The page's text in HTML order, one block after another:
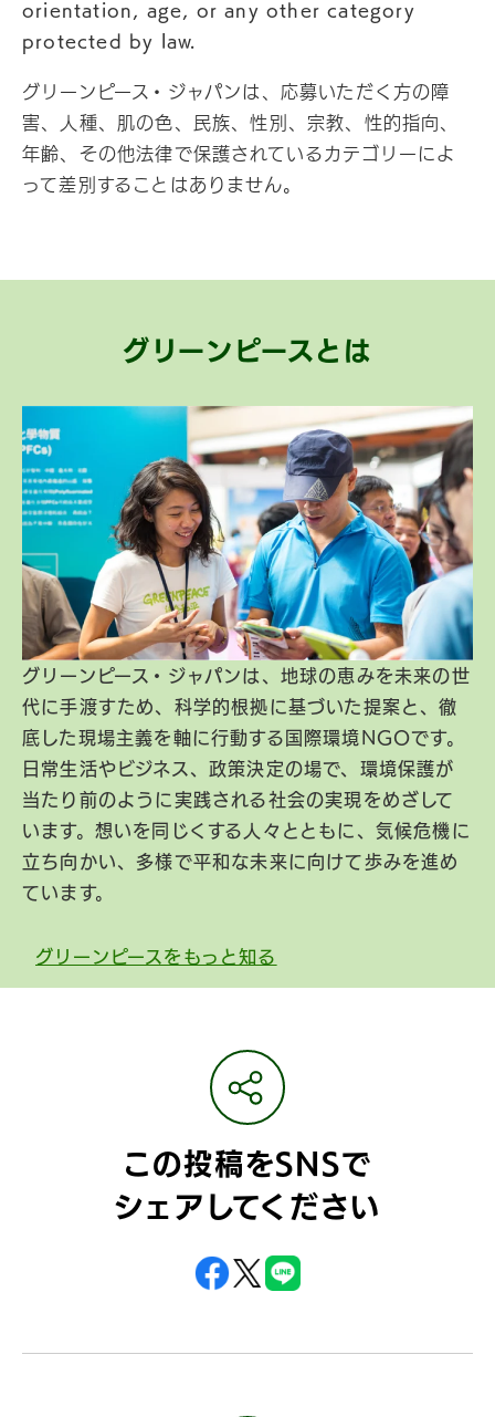
orientation, age, or any other category
protected by law.
グリーンピース・ジャパンは、応募いただく方の障
害、人種、肌の色、民族、性別、宗教、性的指向、
年齢、その他法律で保護されているカテゴリーによ
って差別することはありません。
グリーンピースとは
グリーンピース・ジャパンは、地球の恵みを未来の世
代に手渡すため、科学的根拠に基づいた提案と、徹
底した現場主義を軸に行動する国際環境NGOです。
日常生活やビジネス、政策決定の場で、環境保護が
当たり前のように実践される社会の実現をめざして
います。想いを同じくする人々とともに、気候危機に
立ち向かい、多様で平和な未来に向けて歩みを進め
ています。
グリーンピースをもっと知る
この投稿をSNSで
シェアしてください